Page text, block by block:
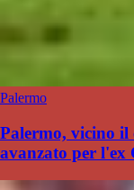
Palermo
Palermo, vicino
avanzato per l'ex